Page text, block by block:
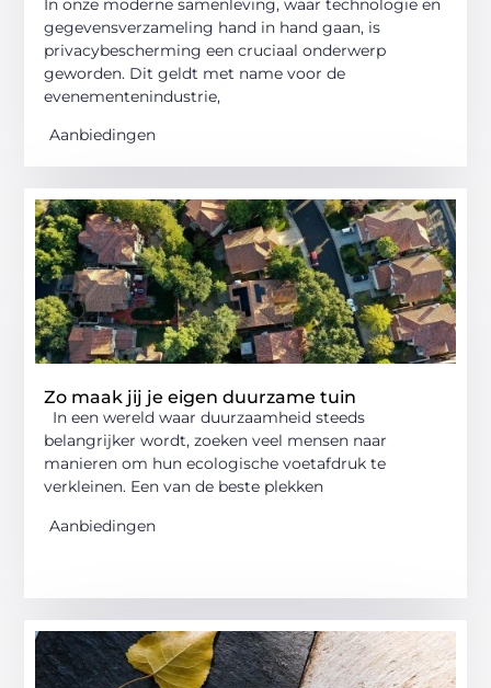
In onze moderne samenleving, waar technologie en
gegevensverzameling hand in hand gaan, is
privacybescherming een cruciaal onderwerp
geworden. Dit geldt met name voor de
evenementenindustrie,
Aanbiedingen
Zo maak jij je eigen duurzame tuin
In een wereld waar duurzaamheid steeds
belangrijker wordt, zoeken veel mensen naar
manieren om hun ecologische voetafdruk te
verkleinen. Een van de beste plekken
Aanbiedingen